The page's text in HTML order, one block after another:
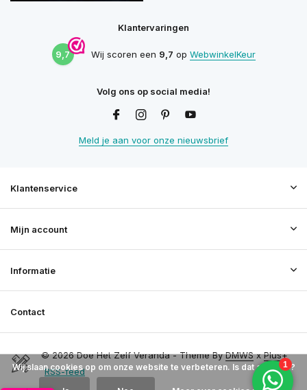
Klantervaringen
9,7 Wij scoren een 9,7 op WebwinkelKeur
Volg ons op social media!
Meld je aan voor onze nieuwsbrief
Klantenservice
Mijn account
Informatie
Contact
© 2026 Doe Het Zelf Veranda - Theme ByDMWSxPlus+
RSS-feed
Wij slaan cookies op om onze website te verbeteren. Is dat akkoord?